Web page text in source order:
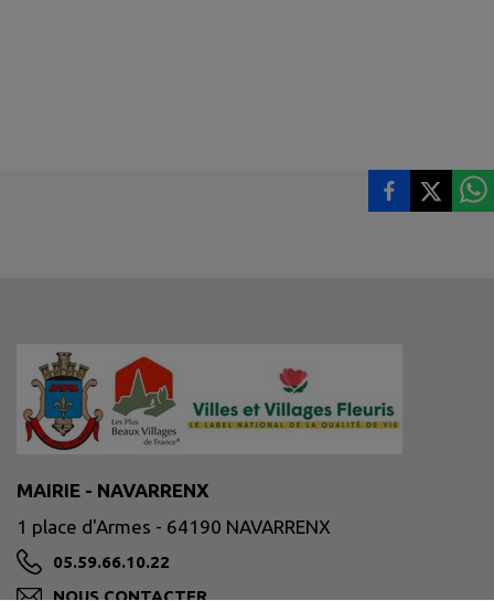
MAIRIE - NAVARRENX
1 place d'Armes - 64190 NAVARRENX
05.59.66.10.22
NOUS CONTACTER